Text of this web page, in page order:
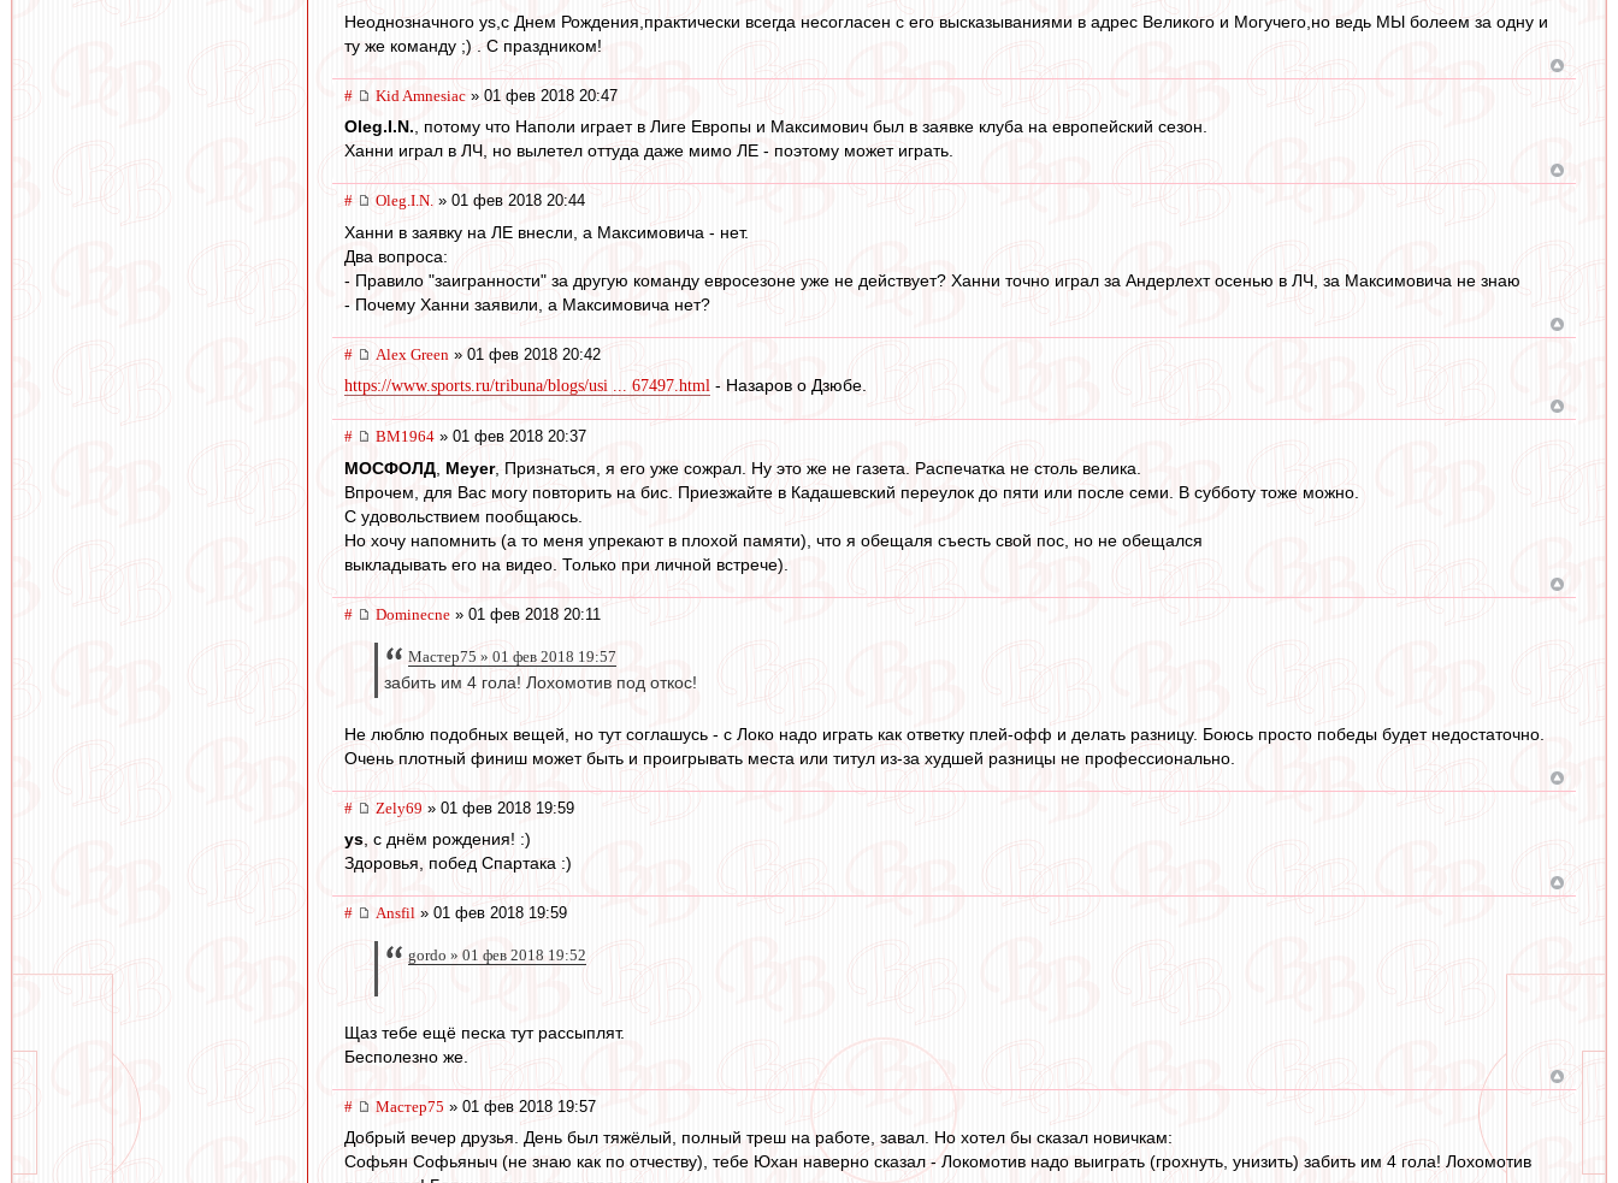
Неоднозначного ys,с Днем Рождения,практически всегда несогласен с его высказываниями в адрес Великого и Могучего,но ведь МЫ болеем за одну и
ту же команду ;) . С праздником!
# Kid Amnesiac » 01 фев 2018 20:47
Oleg.I.N., потому что Наполи играет в Лиге Европы и Максимович был в заявке клуба на европейский сезон.
Ханни играл в ЛЧ, но вылетел оттуда даже мимо ЛЕ - поэтому может играть.
# Oleg.I.N. » 01 фев 2018 20:44
Ханни в заявку на ЛЕ внесли, а Максимовича - нет.
Два вопроса:
- Правило "заигранности" за другую команду евросезоне уже не действует? Ханни точно играл за Андерлехт осенью в ЛЧ, за Максимовича не знаю
- Почему Ханни заявили, а Максимовича нет?
# Alex Green » 01 фев 2018 20:42
https://www.sports.ru/tribuna/blogs/usi ... 67497.html - Назаров о Дзюбе.
# BM1964 » 01 фев 2018 20:37
МОСФОЛД Meyer, Признаться, я его уже сожрал. Ну это же не газета. Распечатка не столь велика.
Впрочем, для Вас могу повторить на бис. Приезжайте в Кадашевский переулок до пяти или после семи. В субботу тоже можно.
С удовольствием пообщаюсь.
Но хочу напомнить (а то меня упрекают в плохой памяти), что я обещаля съесть свой пос, но не обещался
выкладывать его на видео. Только при личной встрече).
# Dominecne » 01 фев 2018 20:11
Мастер75 » 01 фев 2018 19:57
забить им 4 гола! Лохомотив под откос!
Не люблю подобных вещей, но тут соглашусь - с Локо надо играть как ответку плей-офф и делать разницу. Боюсь просто победы будет недостаточно.
Очень плотный финиш может быть и проигрывать места или титул из-за худшей разницы не профессионально.
# Zely69 » 01 фев 2018 19:59
ys , с днём рождения! :)
Здоровья, побед Спартака :)
# Ansfil » 01 фев 2018 19:59
gordo » 01 фев 2018 19:52
Щаз тебе ещё песка тут рассыплят.
Бесполезно же.
# Мастер75 » 01 фев 2018 19:57
Добрый вечер друзья. День был тяжёлый, полный треш на работе, завал. Но хотел бы сказал новичкам:
Софьян Софьяныч (не знаю как по отчеству), тебе Юхан наверно сказал - Локомотив надо выиграть (грохнуть, унизить) забить им 4 гола! Лохомотив